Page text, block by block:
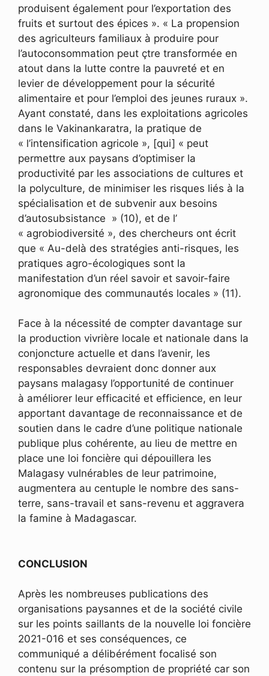
produisent également pour l’exportation des
fruits et surtout des épices ». « La propension
des agriculteurs familiaux à produire pour
l’autoconsommation peut çtre transformée en
atout dans la lutte contre la pauvreté et en
levier de développement pour la sécurité
alimentaire et pour l’emploi des jeunes ruraux ».
Ayant constaté, dans les exploitations agricoles
dans le Vakinankaratra, la pratique de
« l’intensification agricole », [qui] « peut
permettre aux paysans d’optimiser la
productivité par les associations de cultures et
la polyculture, de minimiser les risques liés à la
spécialisation et de subvenir aux besoins
d’autosubsistance » (10), et de l’
« agrobiodiversité », des chercheurs ont écrit
que « Au-delà des stratégies anti-risques, les
pratiques agro-écologiques sont la
manifestation d’un réel savoir et savoir-faire
agronomique des communautés locales » (11).
Face à la nécessité de compter davantage sur
la production vivrière locale et nationale dans la
conjoncture actuelle et dans l’avenir, les
responsables devraient donc donner aux
paysans malagasy l’opportunité de continuer
à améliorer leur efficacité et efficience, en leur
apportant davantage de reconnaissance et de
soutien dans le cadre d’une politique nationale
publique plus cohérente, au lieu de mettre en
place une loi foncière qui dépouillera les
Malagasy vulnérables de leur patrimoine,
augmentera au centuple le nombre des sans-
terre, sans-travail et sans-revenu et aggravera
la famine à Madagascar.
CONCLUSION
Après les nombreuses publications des
organisations paysannes et de la société civile
sur les points saillants de la nouvelle loi foncière
2021-016 et ses conséquences, ce
communiqué a délibérément focalisé son
contenu sur la présomption de propriété car son